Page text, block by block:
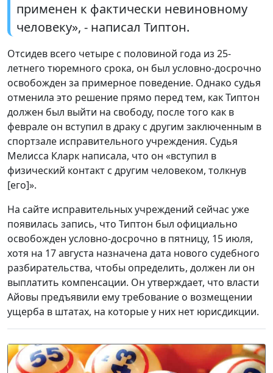
применен к фактически невиновному
человеку», - написал Типтон.
Отсидев всего четыре с половиной года из 25-
летнего тюремного срока, он был условно-досрочно
освобожден за примерное поведение. Однако судья
отменила это решение прямо перед тем, как Типтон
должен был выйти на свободу, после того как в
феврале он вступил в драку с другим заключенным в
спортзале исправительного учреждения. Судья
Мелисса Кларк написала, что он «вступил в
физический контакт с другим человеком, толкнув
[его]».
На сайте исправительных учреждений сейчас уже
появилась запись, что Типтон был официально
освобожден условно-досрочно в пятницу, 15 июля,
хотя на 17 августа назначена дата нового судебного
разбирательства, чтобы определить, должен ли он
выплатить компенсации. Он утверждает, что власти
Айовы предъявили ему требование о возмещении
ущерба в штатах, на которые у них нет юрисдикции.